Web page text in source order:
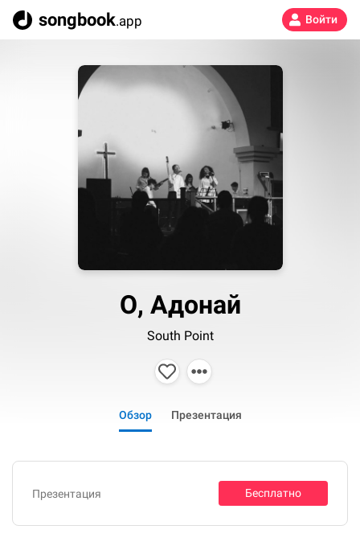
songbook.app Войти
О, Адонай
South Point
Обзор Презентация
Презентация Бесплатно